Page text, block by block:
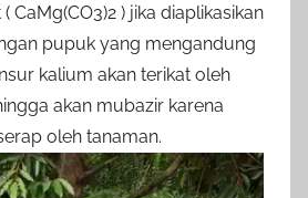
CaMg(CO3)2 ) jika diaplikasikan
pupuk yang mengandung
kalium akan terikat oleh
akan mubazir karena
oleh tanaman.